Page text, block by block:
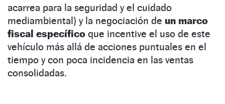
acarrea para la seguridad y el cuidado
mediambiental) y la negociación de un marco
fiscal específico que incentive el uso de este
vehículo más allá de acciones puntuales en el
tiempo y con poca incidencia en las ventas
consolidadas.